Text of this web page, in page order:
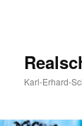
Karl-Erhard-